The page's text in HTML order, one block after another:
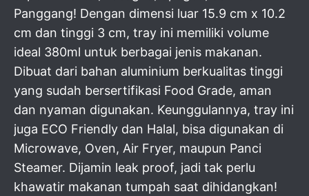
Panggang! Dengan dimensi luar 15.9 cm x 10.2
cm dan tinggi 3 cm, tray ini memiliki volume
ideal 380ml untuk berbagai jenis makanan.
Dibuat dari bahan aluminium berkualitas tinggi
yang sudah bersertifikasi Food Grade, aman
dan nyaman digunakan. Keunggulannya, tray ini
juga ECO Friendly dan Halal, bisa digunakan di
Microwave, Oven, Air Fryer, maupun Panci
Steamer. Dijamin leak proof, jadi tak perlu
khawatir makanan tumpah saat dihidangkan!